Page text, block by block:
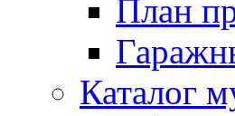
План
Каталог